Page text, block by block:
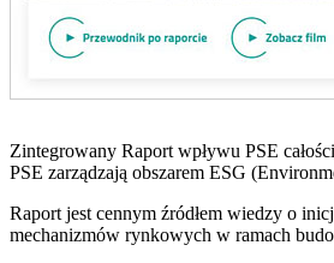
Zintegrowany Raport wpływu PSE
PSE zarządzają obszarem ESG
Raport jest cennym źródłem wiedzy o
mechanizmów rynkowych w ramach